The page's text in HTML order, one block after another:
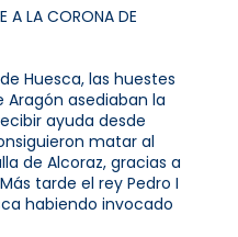
A LA CORONA DE
Huesca, las huestes
Aragón asediaban la
ayuda desde
matar al
de Alcoraz, gracias a
tarde el rey Pedro I
habiendo invocado